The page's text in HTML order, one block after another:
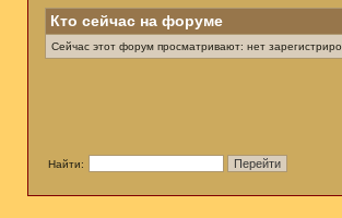
Кто сейчас на форуме
Сейчас этот форум просматривают: нет
Найти: